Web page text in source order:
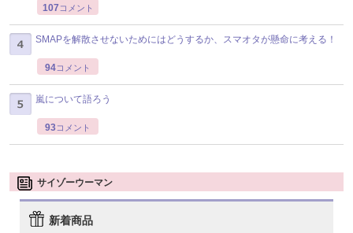
107 コメント
SMAPを解散させないためにはどうするか、スマオタが懸命に考える！
94コメント
嵐について語ろう
93コメント
サイゾーウーマン
新着商品